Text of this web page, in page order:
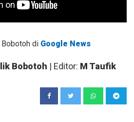
di Google News
Bobotoh | Editor: M Taufik